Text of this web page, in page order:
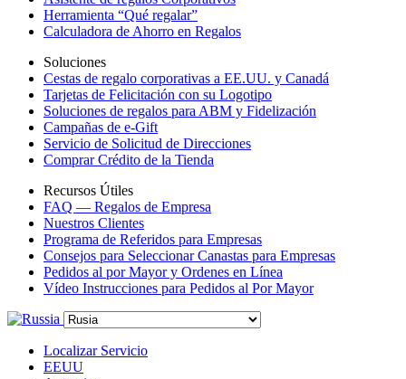
Herramienta “Qué regalar”
Calculadora de Ahorro en Regalos
Soluciones
Cestas de regalo corporativas a EE.UU. y Canadá
Tarjetas de Felicitación con su Logotipo
Soluciones de regalos para ABM y Fidelización
Campañas de e-Gift
Servicio de Solicitud de Direcciones
Comprar Crédito de la Tienda
Recursos Útiles
FAQ — Regalos de Empresa
Nuestros Clientes
Programa de Referidos para Empresas
Consejos para Seleccionar Canastas para Empresas
Pedidos al por Mayor y Ordenes en Línea
Vídeo Instrucciones para Pedidos al Por Mayor
Localizar Servicio
EEUU